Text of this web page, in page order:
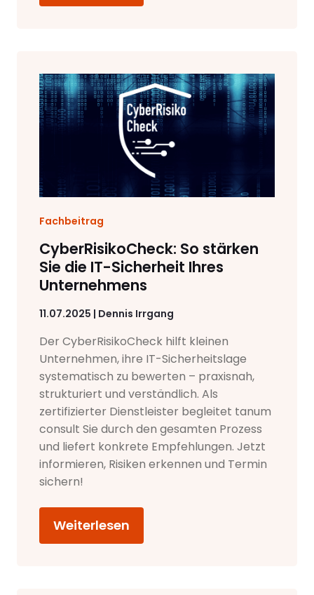
Fachbeitrag
CyberRisikoCheck: So stärken
Sie die IT-Sicherheit Ihres
Unternehmens
11.07.2025 | Dennis Irrgang
Der CyberRisikoCheck hilft kleinen
Unternehmen, ihre IT-Sicherheitslage
systematisch zu bewerten – praxisnah,
strukturiert und verständlich. Als
zertifizierter Dienstleister begleitet tanum
consult Sie durch den gesamten Prozess
und liefert konkrete Empfehlungen. Jetzt
informieren, Risiken erkennen und Termin
sichern!
Weiterlesen